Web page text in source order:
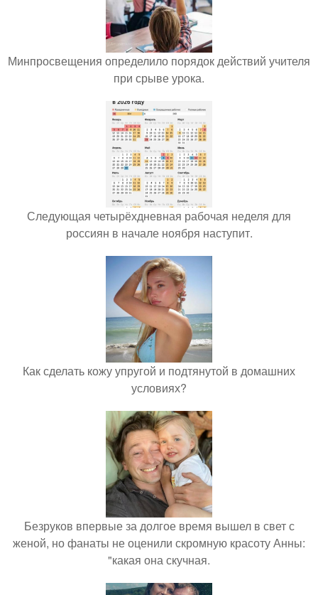
Минпросвещения определило порядок действий учителя
при срыве урока.
Следующая четырёхдневная рабочая неделя для
россиян в начале ноября наступит.
Как сделать кожу упругой и подтянутой в домашних
условиях?
Безруков впервые за долгое время вышел в свет с
женой, но фанаты не оценили скромную красоту Анны:
"какая она скучная.